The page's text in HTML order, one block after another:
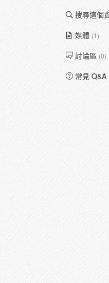
搜尋這個
媒體 (1)
討論區 (0)
常見 Q&A